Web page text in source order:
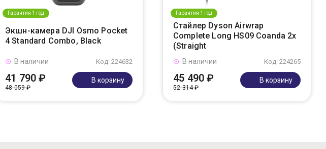
Гарантия 1 год
Экшн-камера DJI Osmo Pocket
4 Standard Combo, Black
Код: 224632
В наличии
41 790 ₽
48 059 ₽
В корзину
Гарантия 1 год
Стайлер Dyson Airwrap
Complete Long HS09 Coanda 2x
(Straight
Код: 224265
В наличии
45 490 ₽
52 314 ₽
В корзину